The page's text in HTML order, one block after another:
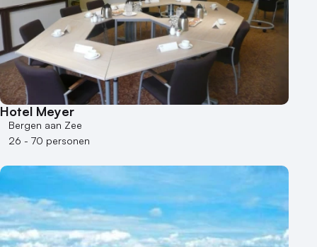
Hotel Meyer
Bergen aan Zee
26 - 70 personen